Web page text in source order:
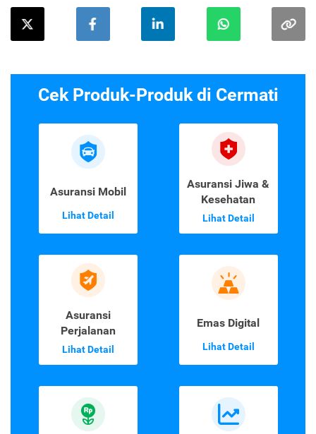
Cek Produk-Produk di Cermati
Asuransi Mobil
Lihat Detail
Asuransi Jiwa &
Kesehatan
Lihat Detail
Asuransi
Perjalanan
Lihat Detail
Emas Digital
Lihat Detail